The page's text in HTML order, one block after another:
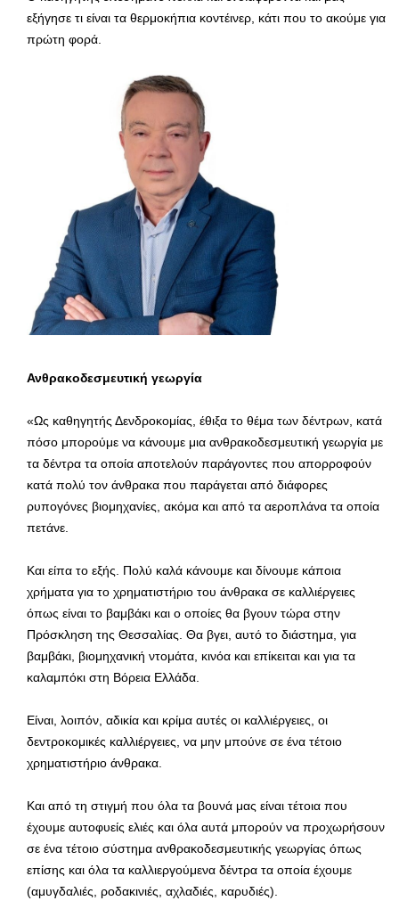
εξήγησε τι είναι τα θερμοκήπια κοντέινερ, κάτι που το ακούμε για
πρώτη φορά.
Ανθρακοδεσμευτική γεωργία
«Ως καθηγητής Δενδροκομίας, έθιξα το θέμα των δέντρων, κατά
πόσο μπορούμε να κάνουμε μια ανθρακοδεσμευτική γεωργία με
τα δέντρα τα οποία αποτελούν παράγοντες που απορροφούν
κατά πολύ τον άνθρακα που παράγεται από διάφορες
ρυπογόνες βιομηχανίες, ακόμα και από τα αεροπλάνα τα οποία
πετάνε.
Και είπα το εξής. Πολύ καλά κάνουμε και δίνουμε κάποια
χρήματα για το χρηματιστήριο του άνθρακα σε καλλιέργειες
όπως είναι το βαμβάκι και ο οποίες θα βγουν τώρα στην
Πρόσκληση της Θεσσαλίας. Θα βγει, αυτό το διάστημα, για
βαμβάκι, βιομηχανική ντομάτα, κινόα και επίκειται και για τα
καλαμπόκι στη Βόρεια Ελλάδα.
Είναι, λοιπόν, αδικία και κρίμα αυτές οι καλλιέργειες, οι
δεντροκομικές καλλιέργειες, να μην μπούνε σε ένα τέτοιο
χρηματιστήριο άνθρακα.
Και από τη στιγμή που όλα τα βουνά μας είναι τέτοια που
έχουμε αυτοφυείς ελιές και όλα αυτά μπορούν να προχωρήσουν
σε ένα τέτοιο σύστημα ανθρακοδεσμευτικής γεωργίας όπως
επίσης και όλα τα καλλιεργούμενα δέντρα τα οποία έχουμε
(αμυγδαλιές, ροδακινιές, αχλαδιές, καρυδιές).